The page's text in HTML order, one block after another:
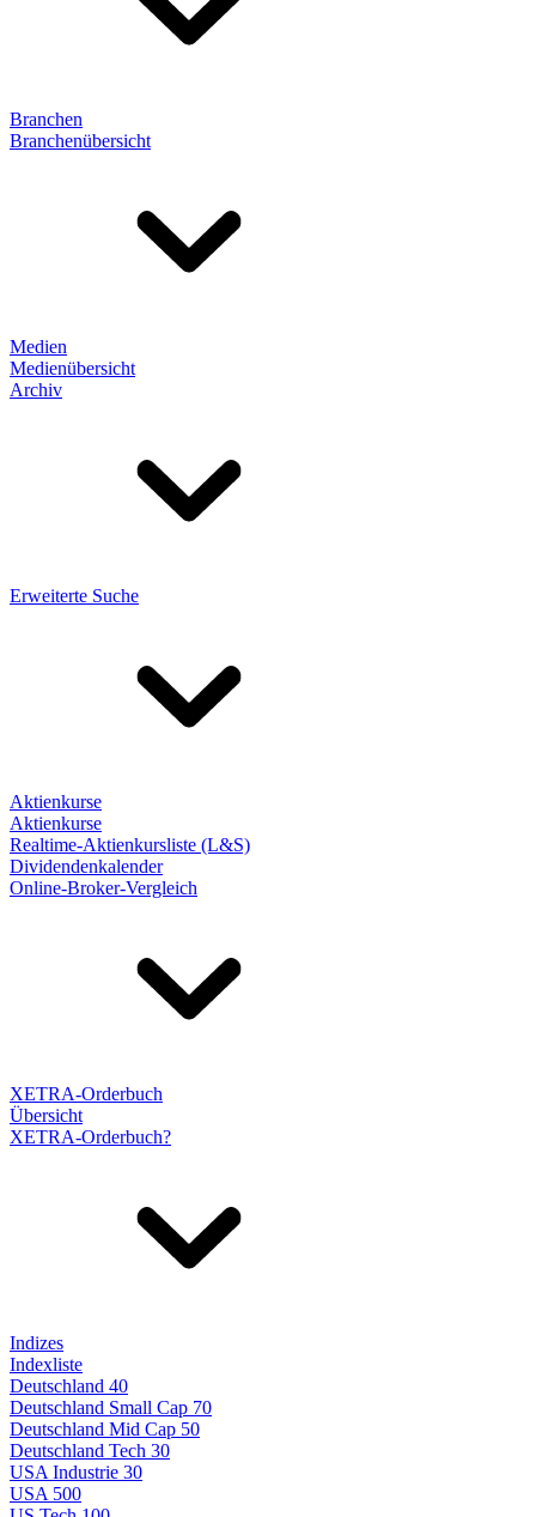
Branchen
Branchenübersicht
Medien
Medienübersicht
Archiv
Erweiterte Suche
Aktienkurse
Aktienkurse
Realtime-Aktienkursliste (L&S)
Dividendenkalender
Online-Broker-Vergleich
XETRA-Orderbuch
Übersicht
XETRA-Orderbuch?
Indizes
Indexliste
Deutschland 40
Deutschland Small Cap 70
Deutschland Mid Cap 50
Deutschland Tech 30
USA Industrie 30
USA 500